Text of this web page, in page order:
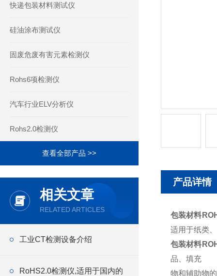
快递包装材料测试仪
硅油涂布测试仪
固废危废有害元素检测仪
Rohs6项检测仪
汽车行业ELV分析仪
Rohs2.0检测仪
查看全部产品 >>
相关文章
RELATED ARTICLES
工业CT检测设备介绍
RoHS2.0检测仪,适用于国内的
产品详情
包装材料
适用于纸类
包装材料
品、填充
物和辅助物